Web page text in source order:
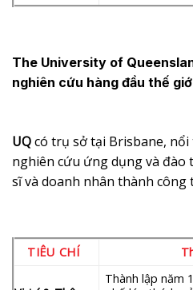
The University of
nghiên cứu hàng đầu thế
UQcó trụ sở tại Brisbane,
nghiên cứu ứng dụng và đào
sĩ và doanh nhân thành công
TIÊU CHÍ
Thành lập năm